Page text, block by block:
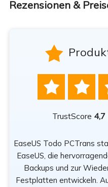
Rezensionen &

 
TrustScore 4,7
EaseUS Todo PCTrans
EaseUS, die
Backups und zur
Festplatten entwickeln.